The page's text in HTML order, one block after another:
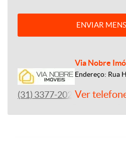
ENVIAR
Via Nobre
Endereço: Rua
(31) 3377-2020Ver